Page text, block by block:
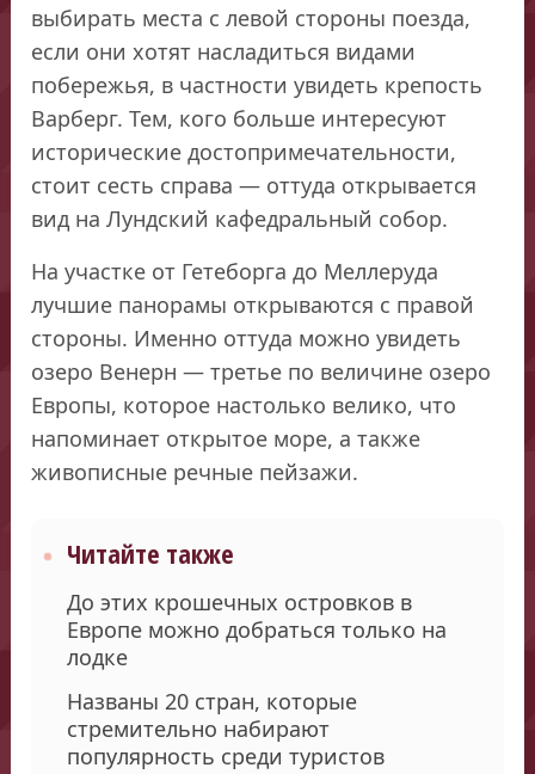
выбирать места с левой стороны поезда,
если они хотят насладиться видами
побережья, в частности увидеть крепость
Варберг. Тем, кого больше интересуют
исторические достопримечательности,
стоит сесть справа — оттуда открывается
вид на Лундский кафедральный собор.
На участке от Гетеборга до Меллеруда
лучшие панорамы открываются с правой
стороны. Именно оттуда можно увидеть
озеро Венерн — третье по величине озеро
Европы, которое настолько велико, что
напоминает открытое море, а также
живописные речные пейзажи.
Читайте также
До этих крошечных островков в
Европе можно добраться только на
лодке
Названы 20 стран, которые
стремительно набирают
популярность среди туристов